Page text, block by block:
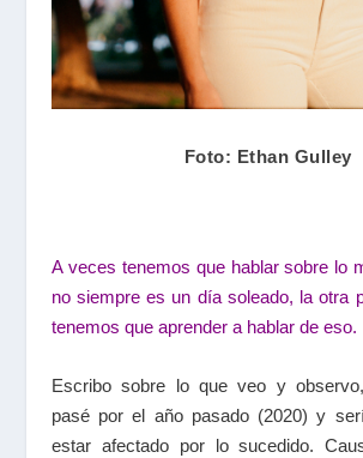
Foto: Ethan Gulley
A veces tenemos que hablar sobre lo
no siempre es un día soleado, la otra
tenemos que aprender a hablar de eso.
Escribo sobre lo que veo y
pasé por el año pasado (2020) y
estar afectado por lo sucedido.